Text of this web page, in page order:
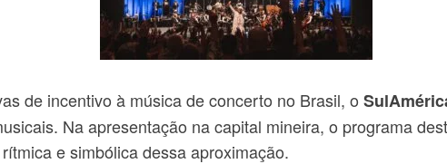
de incentivo à música de concerto no Brasil, o
Na apresentação na capital mineira, o programa
e simbólica dessa aproximação.